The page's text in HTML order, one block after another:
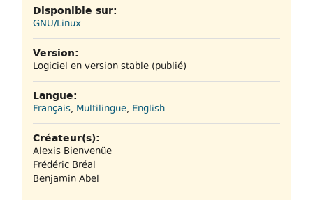
Disponible sur:
GNU/Linux
Version:
Logiciel en version stable (publié)
Langue:
Français, Multilingue, English
Créateur(s):
Alexis Bienvenüe
Frédéric Bréal
Benjamin Abel